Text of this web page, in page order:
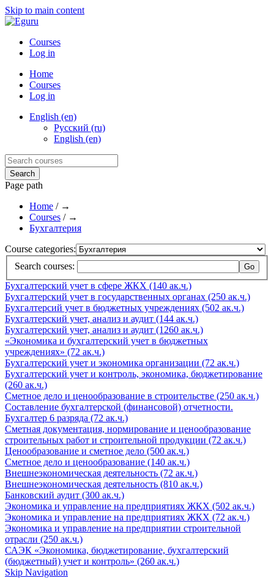
Skip to main content
Courses
Log in
Home
Courses
Log in
English (en)
Русский (ru)
English (en)
Page path
Home / →
Courses / →
Бухгалтерия
Course categories:
Search courses:
Бухгалтерский учет в сфере ЖКХ (140 ак.ч.)
Бухгалтерский учет в государственных органах (250 ак.ч.)
Бухгалтерсий учет в бюджетных учреждениях (502 ак.ч.)
Бухгалтерский учет, анализ и аудит (144 ак.ч.)
Бухгалтерский учет, анализ и аудит (1260 ак.ч.)
«Экономика и бухгалтерский учет в бюджетных
учреждениях» (72 ак.ч.)
Бухгалтерский учет и экономика организации (72 ак.ч.)
Бухгалтерский учет и контроль, экономика, бюджетирование
(260 ак.ч.)
Сметное дело и ценообразование в строительстве (250 ак.ч.)
Составление бухгалтерской (финансовой) отчетности.
Бухгалтер 6 разряда (72 ак.ч.)
Сметная документация, нормирование и ценообразование
строительных работ и строительной продукции (72 ак.ч.)
Ценообразование и сметное дело (500 ак.ч.)
Сметное дело и ценообразование (140 ак.ч.)
Внешнеэкономическая деятельность (72 ак.ч.)
Внешнеэкономическая деятельность (810 ак.ч.)
Банковский аудит (300 ак.ч.)
Экономика и управление на предприятиях ЖКХ (502 ак.ч.)
Экономика и управление на предприятиях ЖКХ (72 ак.ч.)
Экономика и управление на предприятии строительной
отрасли (250 ак.ч.)
САЭК «Экономика, бюджетирование, бухгалтерский
(бюджетный) учет и контроль» (260 ак.ч.)
Skip Navigation